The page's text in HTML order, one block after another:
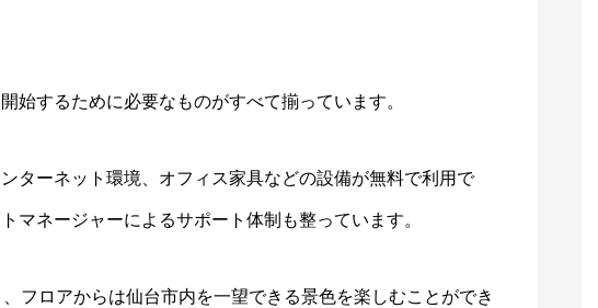
始するために必要なものがすべて揃っています。
ターネット環境、オフィス家具などの設備が無料で利用で
マネージャーによるサポート体制も整っています。
フロアからは仙台市内を一望できる景色を楽しむことができ